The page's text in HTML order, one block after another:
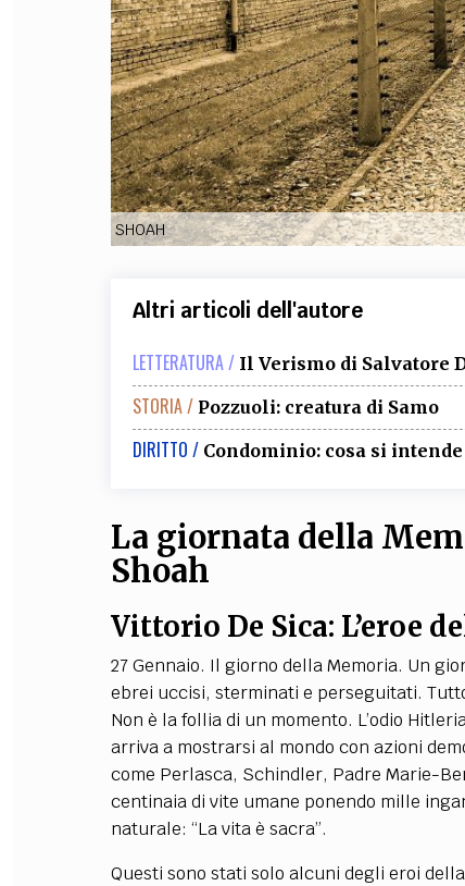
SHOAH
Altri articoli dell'autore
LETTERATURA / Il Verismo di Salvatore
STORIA / Pozzuoli: creatura di Samo
DIRITTO / Condominio: cosa si
La giornata della
Shoah
Vittorio De Sica: L’eroe
27 Gennaio. Il giorno della Memoria. Un
ebrei uccisi, sterminati e perseguitati.
Non è la follia di un momento. L’odio
arriva a mostrarsi al mondo con azioni
come Perlasca, Schindler, Padre Marie-
centinaia di vite umane ponendo mille
naturale: “La vita è sacra”.
Questi sono stati solo alcuni degli eroi